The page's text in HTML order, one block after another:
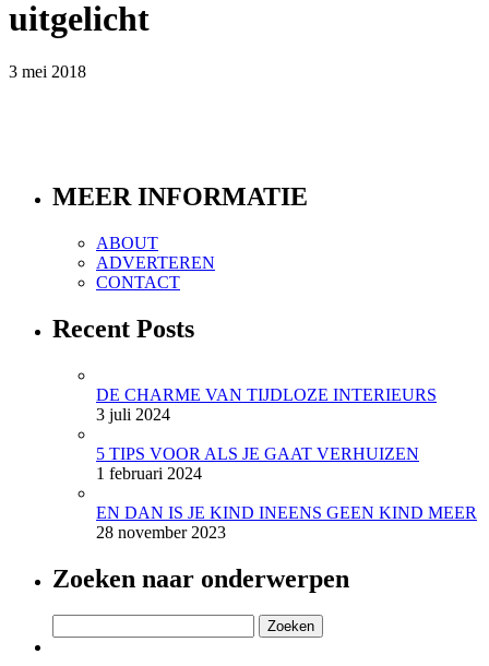
uitgelicht
3 mei 2018
MEER INFORMATIE
ABOUT
ADVERTEREN
CONTACT
Recent Posts
DE CHARME VAN TIJDLOZE INTERIEURS
3 juli 2024
5 TIPS VOOR ALS JE GAAT VERHUIZEN
1 februari 2024
EN DAN IS JE KIND INEENS GEEN KIND MEER
28 november 2023
Zoeken naar onderwerpen
naar: